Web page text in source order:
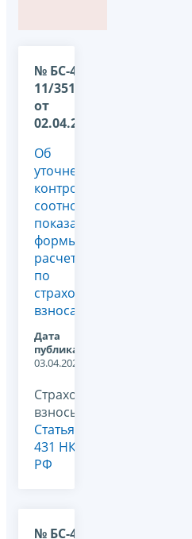
№ БС-4-
11/3511@
от
02.04.2025
Об
уточнении
контрольных
соотношений
показателей
формы
расчета
по
страховым
взносам
Дата
публикации:
03.04.2025
Страховые
взносы,
Статья
431 НК
РФ
№ БС-4-